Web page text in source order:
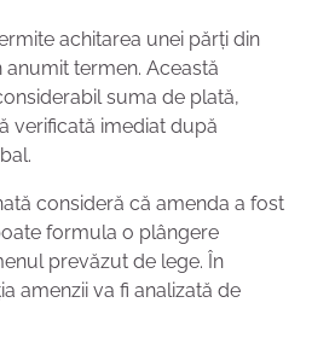
achitarea unei părți din
termen. Această
suma de plată,
verificată imediat după
consideră că amenda a fost
formula o plângere
prevăzut de lege. În
amenzii va fi analizată de